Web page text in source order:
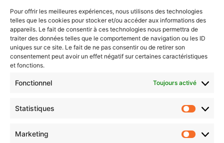
Pour offrir les meilleures expériences, nous utilisons des technologies
telles que les cookies pour stocker et/ou accéder aux informations des
appareils. Le fait de consentir à ces technologies nous permettra de
traiter des données telles que le comportement de navigation ou les ID
uniques sur ce site. Le fait de ne pas consentir ou de retirer son
consentement peut avoir un effet négatif sur certaines caractéristiques
et fonctions.
Fonctionnel Toujours activé
Statistiques
Marketing
Newsletter gratuite
Choisissez : matin, soir ou hebdo ?
votre